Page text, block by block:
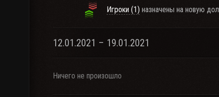
Игроки (1) назначены на новую
12.01.2021 – 19.01.2021
Ничего не произошло